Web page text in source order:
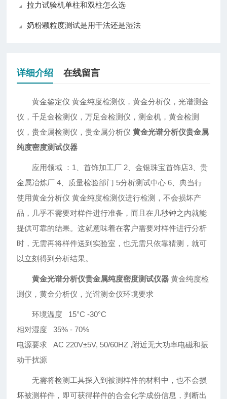
拉力试验机单柱和双柱怎么选
奶粉颗粒度测试是用干法还是湿法
详细介绍 在线留言
黄金鉴定仪 黄金纯度检测仪，黄金分析仪，光谱测金
仪，千足金检测仪，万足金检测仪，测金机，黄金检测
仪，贵金属检测仪，贵金属分析仪黄金光谱分析仪贵金属
纯度密度测试仪器
应用领域 ：1、首饰加工厂 2、金银珠宝首饰店3、贵
金属冶炼厂 4、质量检验部门 5分析测试中心 6、典当行
使用黄金分析仪 黄金纯度检测仪进行检测，不会损坏产
品，几乎不需要对样件进行准备，而且在几秒钟之内就能
提供可靠的结果。这就意味着在客户需要对样件进行分析
时，无需再将样件送到实验室，也无需只依靠猜测，就可
以立刻得到分析结果。
黄金光谱分析仪贵金属纯度密度测试仪器 黄金纯度检
测仪，黄金分析仪，光谱测金仪环境要求
环境温度 15°C -30°C
相对湿度 35% - 70%
电源要求 AC 220V±5V, 50/60HZ ,附近无大功率电磁和振
动干扰源
无需将检测工具探入到被测样件的材料中，也不会损
坏被测样件，即可获得样件的合金化学成份信息，判断出